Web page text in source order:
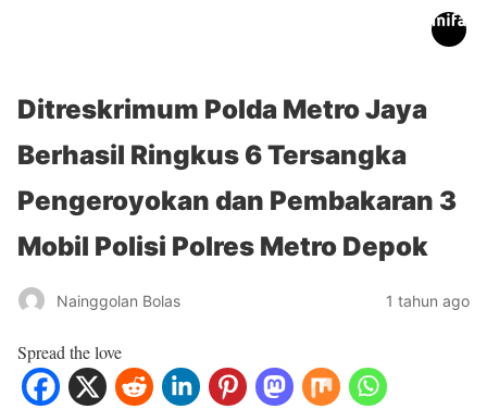
Ditreskrimum Polda Metro Jaya
Berhasil Ringkus 6 Tersangka
Pengeroyokan dan Pembakaran 3
Mobil Polisi Polres Metro Depok
Nainggolan Bolas 1 tahun ago
Spread the love